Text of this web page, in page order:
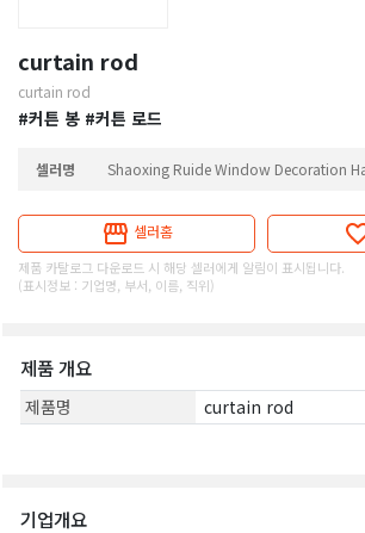
curtain rod
curtain rod
#커튼 봉 #커튼 로드
셀러명 Shaoxing Ruide Window Decoration
셀러홈
제품 카탈로그 다운로드 시 해당 셀러에게 알림이 표시됩니다.
(표시정보 : 기업명, 부서, 이름, 직위)
제품 개요
제품명 curtain rod
기업개요